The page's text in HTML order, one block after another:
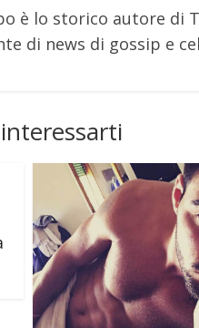
è lo storico autore di
di news di gossip e